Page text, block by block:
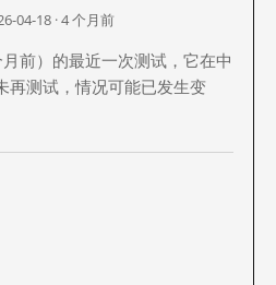
04-18 · 4 个月前
前）的最近一次测试，它在中
再测试，情况可能已发生变